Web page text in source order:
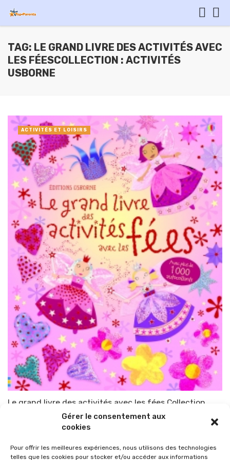
Gérer le consentement aux
cookies
Pour offrir les meilleures expériences, nous utilisons des technologies
telles que les cookies pour stocker et/ou accéder aux informations
TAG: LE GRAND LIVRE DES ACTIVITÉS AVEC
LES FÉESCOLLECTION : ACTIVITÉS
USBORNE
Le grand livre des activités avec les fées Collection
TOP-PARENTS 10 mai 2010
ACTIVITÉS ET LOISIRS